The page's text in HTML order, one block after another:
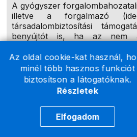
Az oldal cookie-kat használ,
minél több hasznos funkciót
biztosítson a látogatóknak.
Részletek
Elfogadom
A gyógyszer
illetve a forgalmazó
társadalombiztosítási
benyújtót is, ha az nem
forgalmazójával, akkor a
nagykereskedelmi
gazdálkodó szervezet
nagykereskedelmet
gyógyszer-, továbbá a
ismertetést végző személyt
kötelezettsége,
forgalombahozatali engedély
forgalmazónak a Gyftv. 40/